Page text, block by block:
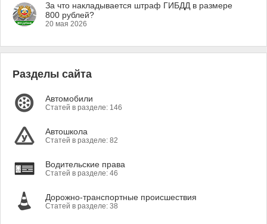
За что накладывается штраф ГИБДД в размере
800 рублей?
20 мая 2026
Разделы сайта
Автомобили
Статей в разделе: 146
Автошкола
Статей в разделе: 82
Водительские права
Статей в разделе: 46
Дорожно-транспортные происшествия
Статей в разделе: 38